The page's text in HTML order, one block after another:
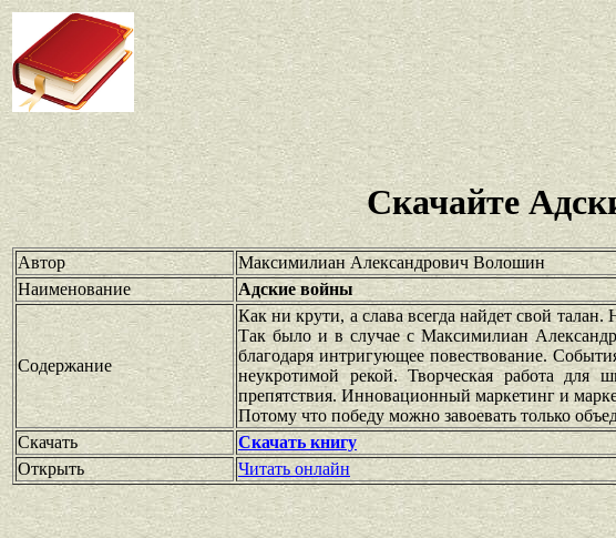
Скачайте
Автор
Максимилиан Александрович Волошин
Наименование
Адские войны
Содержание
Как ни крути, а слава всегда найдет свой
Так было и в случае с Максимилиан
благодаря интригующее повествование.
неукротимой рекой. Творческая работа для
препятствия. Инновационный маркетинг и
Потому что победу можно завоевать только
Скачать
Скачать книгу
Открыть
Читать онлайн